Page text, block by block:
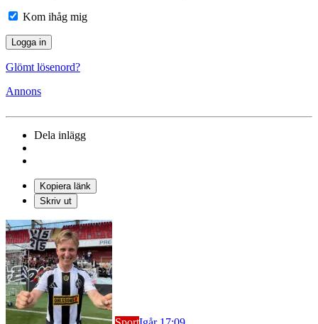
Kom ihåg mig
Glömt lösenord?
Annons
Dela inlägg
Kopiera länk
Skriv ut